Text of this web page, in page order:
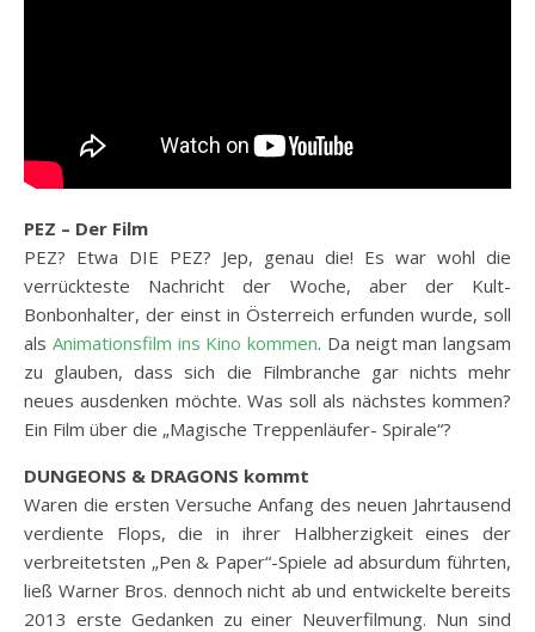
PEZ – Der Film
PEZ? Etwa DIE PEZ? Jep, genau die! Es war wohl die
verrückteste Nachricht der Woche, aber der Kult-
Bonbonhalter, der einst in Österreich erfunden wurde, soll
als Animationsfilm ins Kino kommen. Da neigt man langsam
zu glauben, dass sich die Filmbranche gar nichts mehr
neues ausdenken möchte. Was soll als nächstes kommen?
Ein Film über die „Magische Treppenläufer- Spirale“?
DUNGEONS & DRAGONS kommt
Waren die ersten Versuche Anfang des neuen Jahrtausend
verdiente Flops, die in ihrer Halbherzigkeit eines der
verbreitetsten „Pen & Paper“-Spiele ad absurdum führten,
ließ Warner Bros. dennoch nicht ab und entwickelte bereits
2013 erste Gedanken zu einer Neuverfilmung. Nun sind